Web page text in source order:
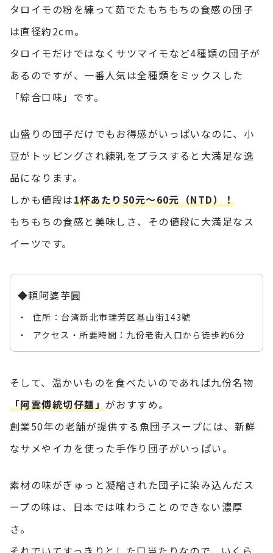
タロイモの粉を練って茹でたもちもちの食感の団子
は直径約2cm。
タロイモだけではなくサツマイモなど4種類の団子が
あるのですが、一番人気は全種類をミックスした
「綜合口味」です。
山盛りの団子だけでもお得感がいっぱいなのに、小
豆がトッピングされ練乳をプラスすると大満足な逸
品になります。
しかも値段は1杯あたり50元～60元（NTD）！
もちもちの食感と美味しさ、その値段に大満足なス
イーツです。
◆頼阿婆芋圓
住所：台湾新北市瑞芳区基山街143號
アクセス・所要時間：九份老街入口から徒歩約6分
そして、温かいものを食べたいのであれば九份名物
「阿雲傅統切仔麺」がおすすめ。
創業50年の老舗が提供する魚団子スープには、新鮮
なサメやイカを使った手作り団子がいっぱい。
素材の味がぎゅっと凝縮された団子に染み込んだス
ープの味は、日本では味わうことのできない濃厚
さ。